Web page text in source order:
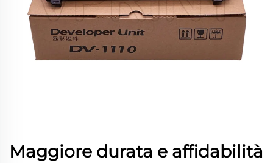
Maggiore durata e affidabilità